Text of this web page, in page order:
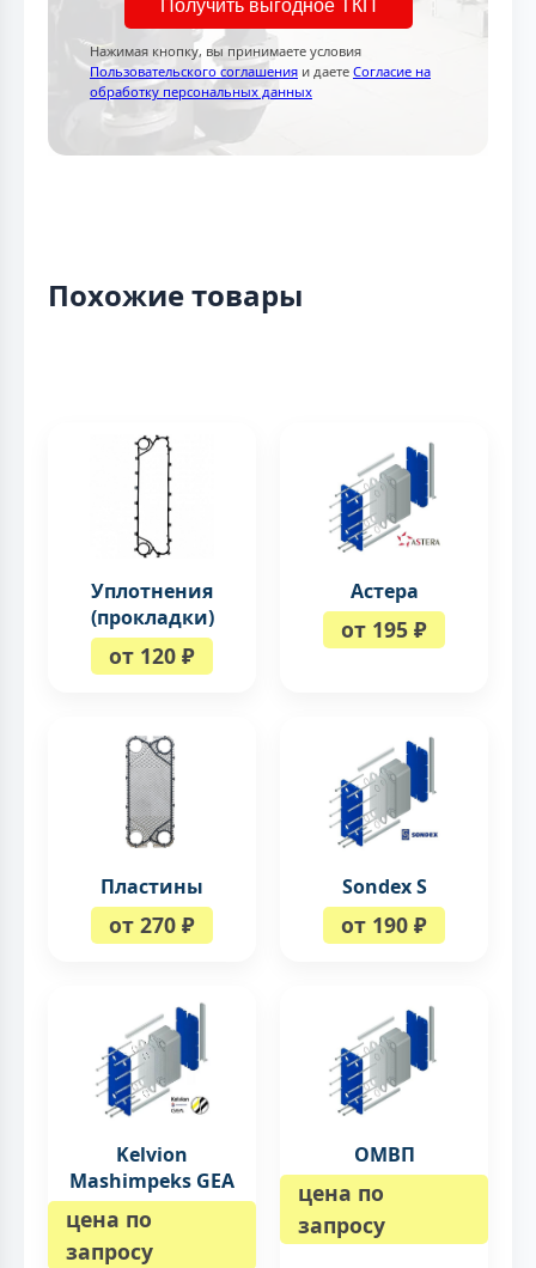
Получить выгодное ТКП
Нажимая кнопку, вы принимаете условия
Пользовательского соглашения и даете Согласие на
обработку персональных данных
Похожие товары
Уплотнения
(прокладки)
от 120 ₽
Астера
от 195 ₽
Пластины
от 270 ₽
Sondex S
от 190 ₽
Kelvion
Mashimpeks GEA
цена по
запросу
ОМВП
цена по
запросу